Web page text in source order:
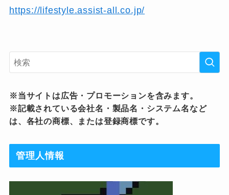
https://lifestyle.assist-all.co.jp/
※当サイトは広告・プロモーションを含みます。
※記載されている会社名・製品名・システム名など
は、各社の商標、または登録商標です。
管理人情報